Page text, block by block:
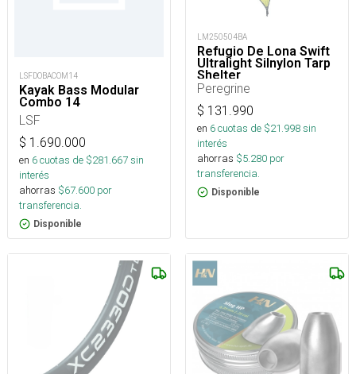
LSFDOBACOM14
Kayak Bass Modular
Combo 14
LSF
$ 1.690.000
en 6cuotas de $281.667sin
interés
ahorras $67.600 por
transferencia.
Disponible
LM250504BA
Refugio De Lona Swift
Ultralight Silnylon Tarp
Shelter
Peregrine
$ 131.990
en 6cuotas de $21.998sin
interés
ahorras $5.280 por
transferencia.
Disponible